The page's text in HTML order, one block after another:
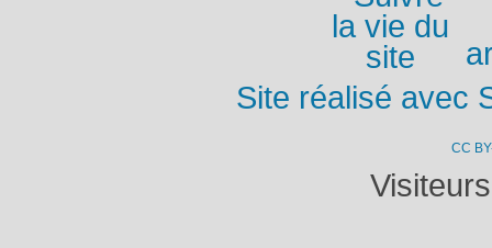
Site réalisé avec
CC